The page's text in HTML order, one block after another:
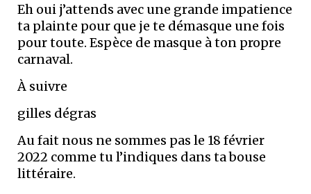
Eh oui j’attends avec une grande impatience
ta plainte pour que je te démasque une fois
pour toute. Espèce de masque à ton propre
carnaval.
À suivre
gilles dégras
Au fait nous ne sommes pas le 18 février
2022 comme tu l’indiques dans ta bouse
littéraire.